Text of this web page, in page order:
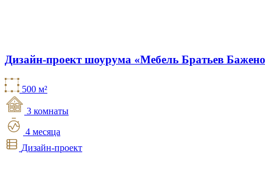
Дизайн-проект шоурума «Мебель Братьев
500 м²
3 комнаты
4 месяца
Дизайн-проект